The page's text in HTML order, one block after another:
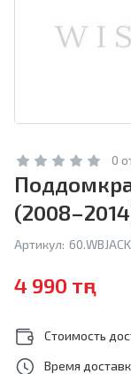
0
Артикул:
4 990 тңг
Стоимость
Время